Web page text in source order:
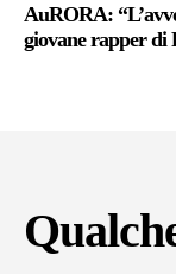
AuRORA:
giovane rapper di